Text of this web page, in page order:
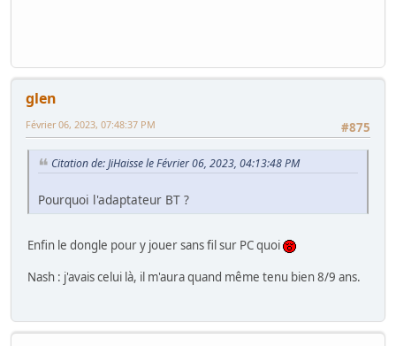
glen
#875
Février 06, 2023, 07:48:37 PM
Citation de: JiHaisse le Février 06, 2023, 04:13:48 PM
Pourquoi l'adaptateur BT ?
Enfin le dongle pour y jouer sans fil sur PC quoi
Nash : j'avais celui là, il m'aura quand même tenu bien 8/9 ans.